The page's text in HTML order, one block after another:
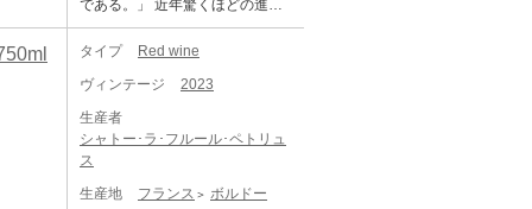
ンの格付けが過去15年間のワイ
ンを評価対象としているのに対
な評価を受けるためには、より
長い期間での評価が必要だと考
えているため、とも言われてい
ます。 ワインを造るための投資
である。」 近年驚くほどの進化
を遂げ、高い評価を得ているシ
ャトー・トロタノワ。ポムロル
「シャトー・ペトリュス」と同
様ムエックス社の所有で、ほぼ
ペトリュスと同様に造られてい
ます。 1953年にジャン＝ピエー
れたシャトー・トロタノワは、1
タイプ
Red wine
ヴィンテージ
2023
生産者
シャトー･ラ･フルール･ペトリュ
ス
生産地
フランス
ボルドー